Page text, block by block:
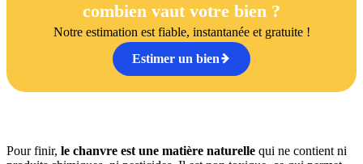
combien vaut votre bien ?
Notre estimation est fiable, instantanée et gratuite !
Estimer un bien
Pour finir, le chanvre est une matière naturelle qui ne contient ni